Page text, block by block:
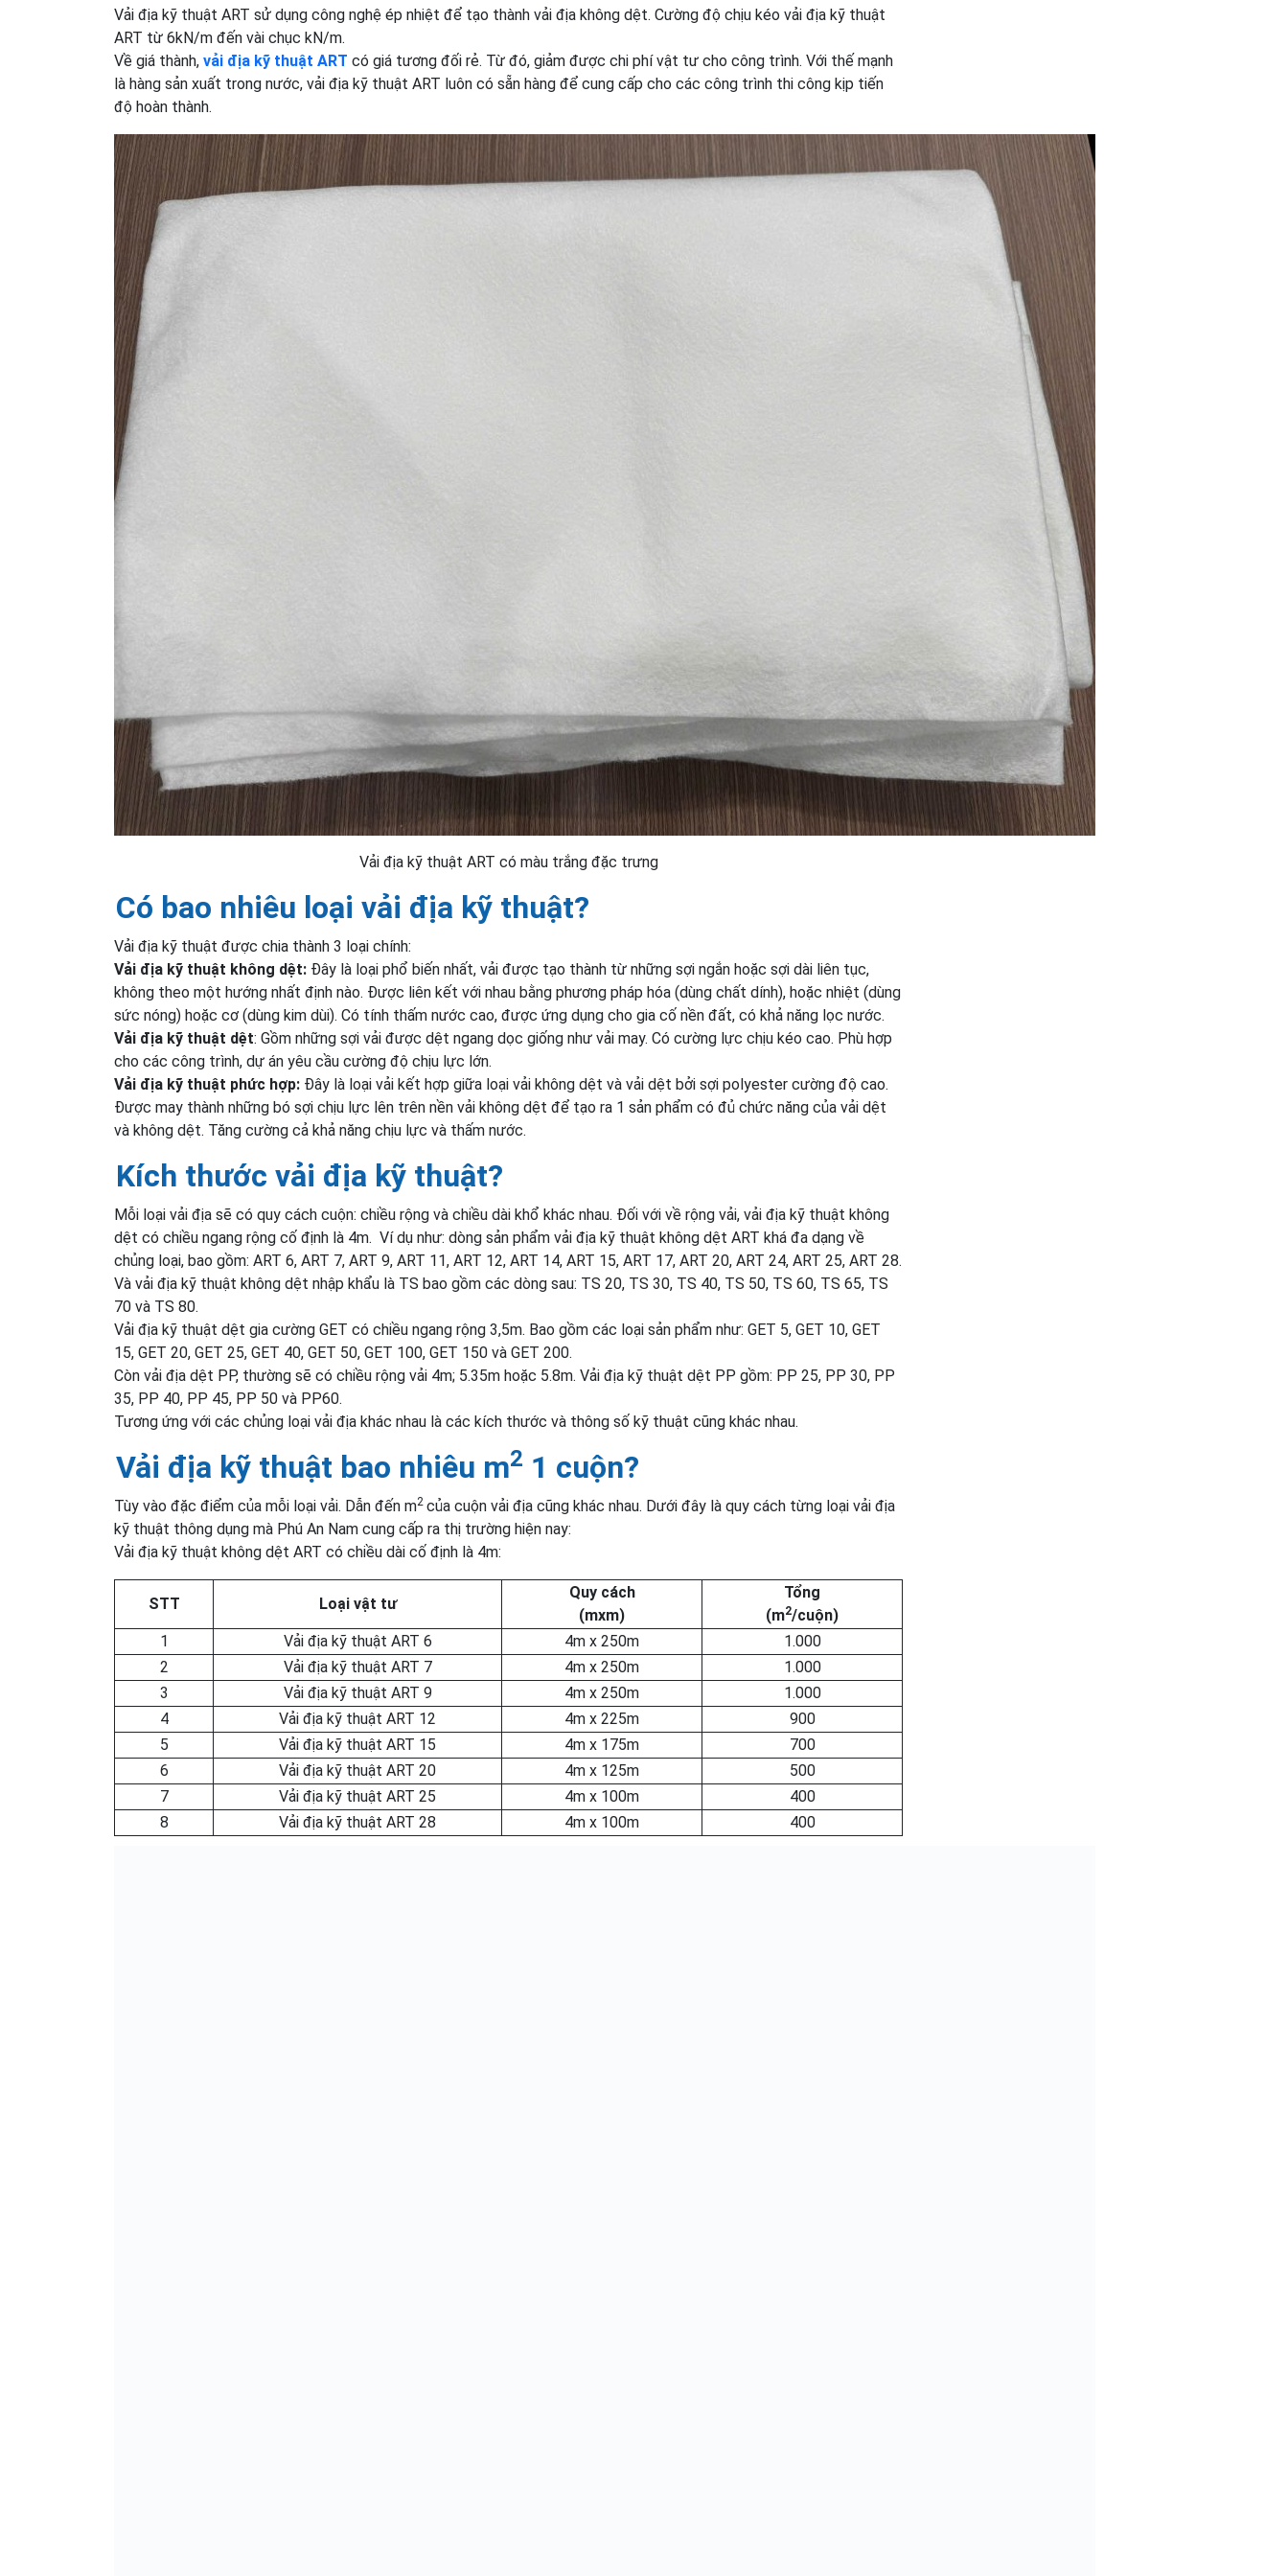
Vải địa kỹ thuật ART sử dụng công nghệ ép nhiệt để tạo thành vải địa không dệt. Cường độ chịu kéo vải địa kỹ thuật
ART từ 6kN/m đến vài chục kN/m.
Về giá thành, vải địa kỹ thuật ART có giá tương đối rẻ. Từ đó, giảm được chi phí vật tư cho công trình. Với thế mạnh
là hàng sản xuất trong nước, vải địa kỹ thuật ART luôn có sẵn hàng để cung cấp cho các công trình thi công kịp tiến
độ hoàn thành.
Vải địa kỹ thuật ART có màu trắng đặc trưng
Có bao nhiêu loại vải địa kỹ thuật?
Vải địa kỹ thuật được chia thành 3 loại chính:
Vải địa kỹ thuật không dệt: Đây là loại phổ biến nhất, vải được tạo thành từ những sợi ngắn hoặc sợi dài liên tục,
không theo một hướng nhất định nào. Được liên kết với nhau bằng phương pháp hóa (dùng chất dính), hoặc nhiệt (dùng
sức nóng) hoặc cơ (dùng kim dùi). Có tính thấm nước cao, được ứng dụng cho gia cố nền đất, có khả năng lọc nước.
Vải địa kỹ thuật dệt: Gồm những sợi vải được dệt ngang dọc giống như vải may. Có cường lực chịu kéo cao. Phù hợp
cho các công trình, dự án yêu cầu cường độ chịu lực lớn.
Vải địa kỹ thuật phức hợp: Đây là loại vải kết hợp giữa loại vải không dệt và vải dệt bởi sợi polyester cường độ cao.
Được may thành những bó sợi chịu lực lên trên nền vải không dệt để tạo ra 1 sản phẩm có đủ chức năng của vải dệt
và không dệt. Tăng cường cả khả năng chịu lực và thấm nước.
Kích thước vải địa kỹ thuật?
Mỗi loại vải địa sẽ có quy cách cuộn: chiều rộng và chiều dài khổ khác nhau. Đối với về rộng vải, vải địa kỹ thuật không
dệt có chiều ngang rộng cố định là 4m. Ví dụ như: dòng sản phẩm vải địa kỹ thuật không dệt ART khá đa dạng về
chủng loại, bao gồm: ART 6, ART 7, ART 9, ART 11, ART 12, ART 14, ART 15, ART 17, ART 20, ART 24, ART 25, ART 28.
Và vải địa kỹ thuật không dệt nhập khẩu là TS bao gồm các dòng sau: TS 20, TS 30, TS 40, TS 50, TS 60, TS 65, TS
70 và TS 80.
Vải địa kỹ thuật dệt gia cường GET có chiều ngang rộng 3,5m. Bao gồm các loại sản phẩm như: GET 5, GET 10, GET
15, GET 20, GET 25, GET 40, GET 50, GET 100, GET 150 và GET 200.
Còn vải địa dệt PP, thường sẽ có chiều rộng vải 4m; 5.35m hoặc 5.8m. Vải địa kỹ thuật dệt PP gồm: PP 25, PP 30, PP
35, PP 40, PP 45, PP 50 và PP60.
Tương ứng với các chủng loại vải địa khác nhau là các kích thước và thông số kỹ thuật cũng khác nhau.
Vải địa kỹ thuật bao nhiêu m2 1 cuộn?
Tùy vào đặc điểm của mỗi loại vải. Dẫn đến m2 của cuộn vải địa cũng khác nhau. Dưới đây là quy cách từng loại vải địa
kỹ thuật thông dụng mà Phú An Nam cung cấp ra thị trường hiện nay:
Vải địa kỹ thuật không dệt ART có chiều dài cố định là 4m:
STT Loại vật tư
Quy cách
(mxm)
Tổng
(m2/cuộn)
1
Vải địa kỹ thuật ART 6 4m x 250m
1.000
2
Vải địa kỹ thuật ART 7 4m x 250m
1.000
3
Vải địa kỹ thuật ART 9 4m x 250m
1.000
4
Vải địa kỹ thuật ART 12 4m x 225m
900
5
Vải địa kỹ thuật ART 15 4m x 175m
700
6
Vải địa kỹ thuật ART 20 4m x 125m
500
7
Vải địa kỹ thuật ART 25 4m x 100m
400
8
Vải địa kỹ thuật ART 28 4m x 100m 400